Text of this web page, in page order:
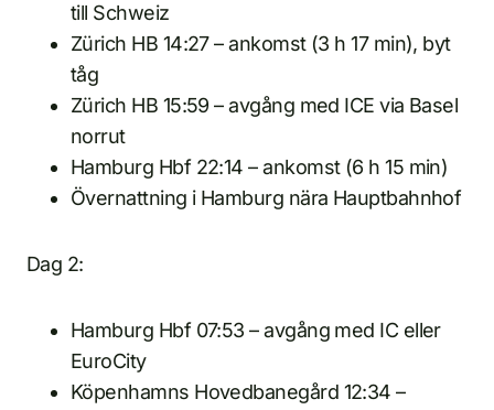
till Schweiz
Zürich HB 14:27 – ankomst (3 h 17 min), byt
tåg
Zürich HB 15:59 – avgång med ICE via Basel
norrut
Hamburg Hbf 22:14 – ankomst (6 h 15 min)
Övernattning i Hamburg nära Hauptbahnhof
Dag 2:
Hamburg Hbf 07:53 – avgång med IC eller
EuroCity
Köpenhamns Hovedbanegård 12:34 –